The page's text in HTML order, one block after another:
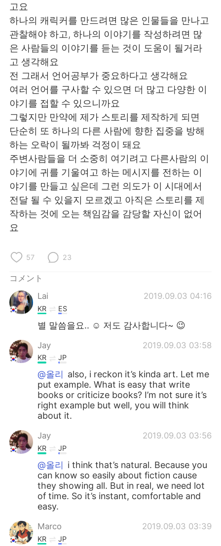
고요
하나의 캐릭커를 만드려면 많은 인물들을 만나고
관찰해야 하고, 하나의 이야기를 작성하려면 많
은 사람들의 이야기를 듣는 것이 도움이 될거라
고 생각해요
전 그래서 언어공부가 중요하다고 생각해요
여러 언어를 구사할 수 있으면 더 많고 다양한 이
야기를 접할 수 있으니까요
그렇지만 만약에 제가 스토리를 제작하게 되면
단순히 또 하나의 다른 사람에 향한 집중을 방해
하는 오락이 될까봐 걱정이 돼요
주변사람들을 더 소중히 여기려고 다른사람의 이
야기에 귀를 기울여고 하는 메시지를 전하는 이
야기를 만들고 싶은데 그런 의도가 이 시대에서
전달 될 수 있을지 모르겠고 아직은 스토리를 제
작하는 것에 오는 책임감을 감당할 자신이 없어
요
57 23
コメント
Lai
2019.09.03 04:16
KR ES
별 말씀을요.. ☺️ 저도 감사합니다~ 😉
Jay 2019.09.03 03:58
KR JP
@올리 also, i reckon it’s kinda art. Let me
put example. What is easy that write
books or criticize books? I’m not sure it’s
right example but well, you will think
about it.
Jay 2019.09.03 03:56
KR JP
@올리 i think that’s natural. Because you
can know so easily about fiction cause
they showing all. But in real, we need lot
of time. So it’s instant, comfortable and
easy.
Marco 2019.09.03 03:39
KR JP